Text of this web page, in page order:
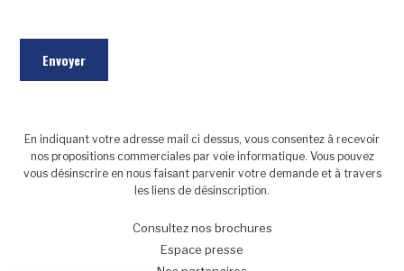
En indiquant votre adresse mail ci dessus, vous consentez à recevoir
nos propositions commerciales par voie informatique. Vous pouvez
vous désinscrire en nous faisant parvenir votre demande et à travers
les liens de désinscription.
Consultez nos brochures
Espace presse